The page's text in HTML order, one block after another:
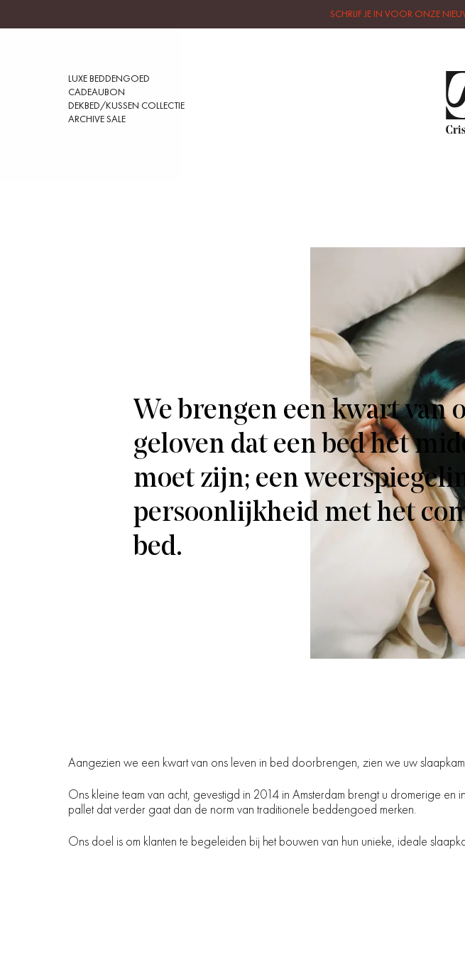
SCHRIJF JE IN VOOR ONZE
LUXE BEDDENGOED
CADEAUBON
DEKBED/KUSSEN COLLECTIE
ARCHIVE SALE
We brengen een kwart van
geloven dat een bed het
moet zijn; een
persoonlijkheid met het
bed.
Aangezien we een kwart van ons leven in bed doorbrengen, zien we uw
Ons kleine team van acht, gevestigd in 2014 in Amsterdam brengt u dromerige
pallet dat verder gaat dan de norm van traditionele beddengoed merken.
Ons doel is om klanten te begeleiden bij het bouwen van hun unieke, ideale